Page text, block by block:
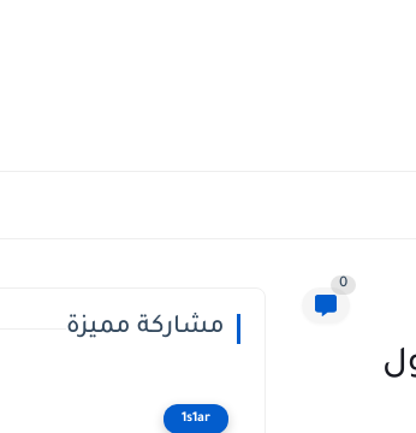
0
مشاركة مميزة
1s1ar